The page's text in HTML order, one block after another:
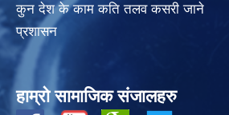
कुन देश के काम कति तलव कसरी जाने
प्रशासन
हाम्रो सामाजिक संजालहरु